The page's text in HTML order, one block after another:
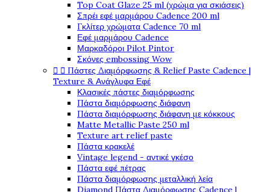
Top Coat Glaze 25 ml (χρώμα για σκιάσεις)
Σπρέι εφέ μαρμάρου Cadence 200 ml
Γκλίτερ χρώματα Cadence 70 ml
Εφέ μαρμάρου Cadence
Μαρκαδόροι Pilot Pintor
Σκόνες embossing Wow
  Πάστες Διαμόρφωσης & Relief Paste Cadence |
Texture & Ανάγλυφα Εφέ
Κλασικές πάστες διαμόρφωσης
Πάστα διαμόρφωσης διάφανη
Πάστα διαμόρφωσης διάφανη με κόκκους
Matte Metallic Paste 250 ml
Texture art relief paste
Πάστα κρακελέ
Vintage legend - αντικέ γκέσο
Πάστα εφέ πέτρας
Πάστα διαμόρφωσης μεταλλική λεία
Diamond Πάστα Διαμόρφωσης Cadence |